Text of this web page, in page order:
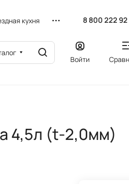
кухня 8 800 222 92
Войти
4,5л (t-2,0мм)